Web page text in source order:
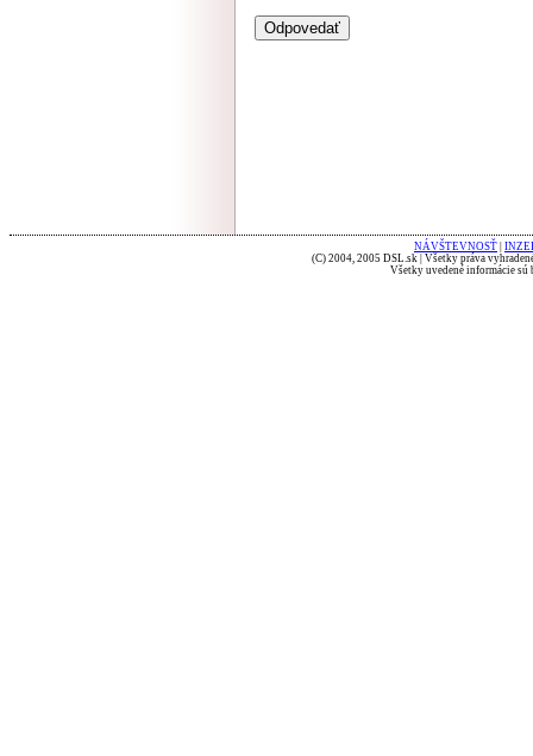
NÁVŠTEVNOSŤ
(C) 2004, 2005 DSL.sk | Všetky práva
Všetky uvedené informácie sú